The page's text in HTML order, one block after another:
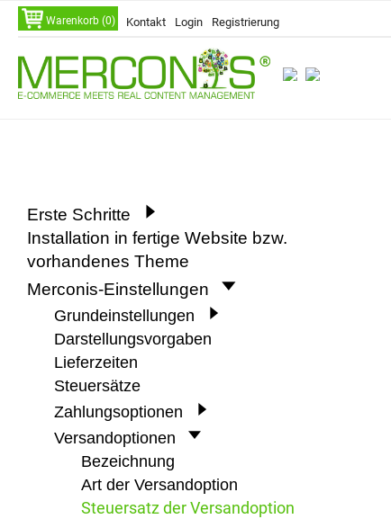
Warenkorb (0)
Navigation
überspringen
Kontakt Login Registrierung
Navigation
überspringen
Erste Schritte
Installation in fertige Website bzw.
vorhandenes Theme
Merconis-Einstellungen
Grundeinstellungen
Darstellungsvorgaben
Lieferzeiten
Steuersätze
Zahlungsoptionen
Versandoptionen
Bezeichnung
Art der Versandoption
Steuersatz der Versandoption